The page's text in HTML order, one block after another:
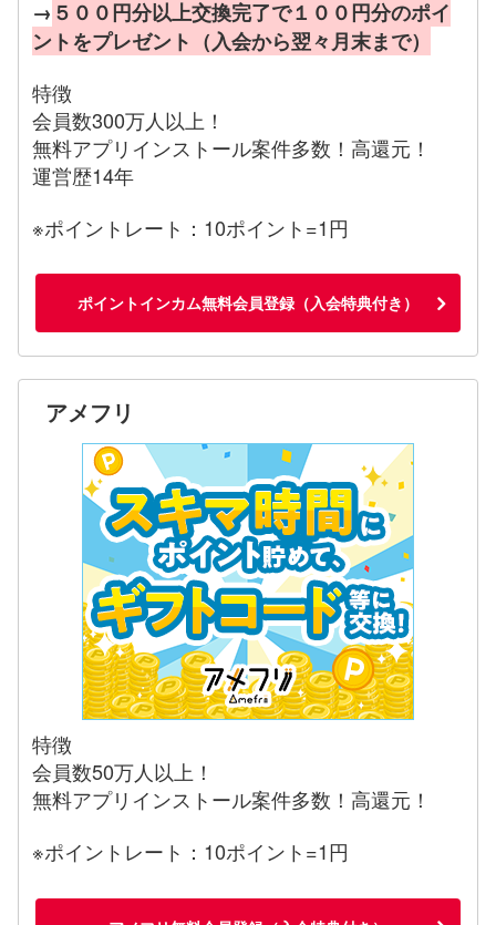
→ ５００円分以上交換完了で１００円分のポイ
ントをプレゼント（入会から翌々月末まで）
特徴
会員数300万人以上！
無料アプリインストール案件多数！高還元！
運営歴14年
※ポイントレート：10ポイント=1円
ポイントインカム無料会員登録（入会特典付き）
アメフリ
特徴
会員数50万人以上！
無料アプリインストール案件多数！高還元！
※ポイントレート：10ポイント=1円